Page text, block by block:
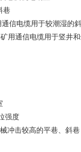
巷
信电缆用于较潮湿的
用通信电缆用于竖井
强度
冲击较高的平巷、斜巷